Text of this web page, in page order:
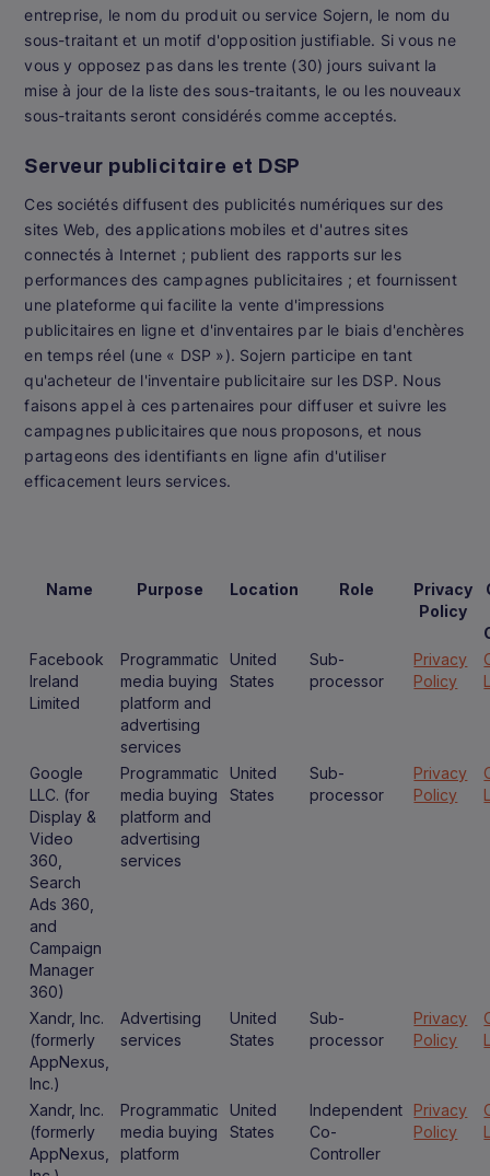
entreprise, le nom du produit ou service Sojern, le nom du
sous-traitant et un motif d'opposition justifiable. Si vous ne
vous y opposez pas dans les trente (30) jours suivant la
mise à jour de la liste des sous-traitants, le ou les nouveaux
sous-traitants seront considérés comme acceptés.
Serveur publicitaire et DSP
Ces sociétés diffusent des publicités numériques sur des
sites Web, des applications mobiles et d'autres sites
connectés à Internet ; publient des rapports sur les
performances des campagnes publicitaires ; et fournissent
une plateforme qui facilite la vente d'impressions
publicitaires en ligne et d'inventaires par le biais d'enchères
en temps réel (une « DSP »). Sojern participe en tant
qu'acheteur de l'inventaire publicitaire sur les DSP. Nous
faisons appel à ces partenaires pour diffuser et suivre les
campagnes publicitaires que nous proposons, et nous
partageons des identifiants en ligne afin d'utiliser
efficacement leurs services.
Name Purpose Location Role
Privacy
Policy
Facebook
Ireland
Limited
Programmatic
media buying
platform and
advertising
services
United
States
Sub-
processor
Privacy
Policy
Google
LLC. (for
Display &
Video
360,
Search
Ads 360,
and
Campaign
Manager
360)
Programmatic
media buying
platform and
advertising
services
United
States
Sub-
processor
Privacy
Policy
Xandr, Inc.
(formerly
AppNexus,
Inc.)
Advertising
services
United
States
Sub-
processor
Privacy
Policy
Xandr, Inc.
(formerly
AppNexus,
Programmatic
media buying
platform
United
States
Independent
Co-
Controller
Privacy
Policy